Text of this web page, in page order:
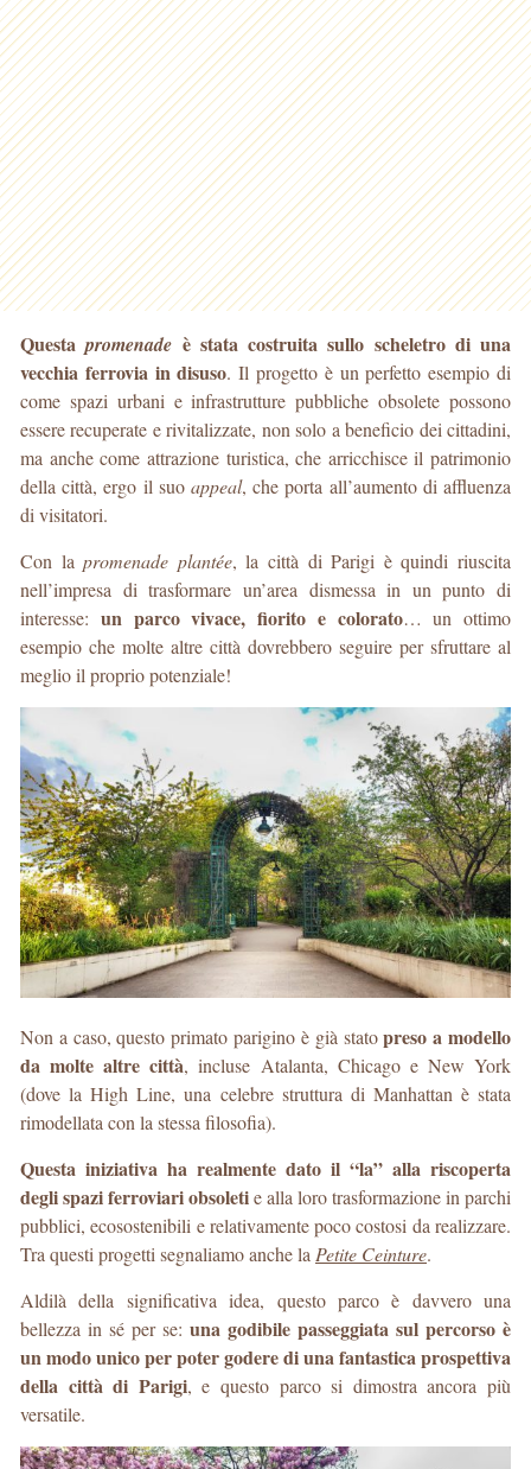
Questapromenade è stata costruita sullo scheletro di una
vecchia ferrovia in disuso. Il progetto è un perfetto esempio di
come spazi urbani e infrastrutture pubbliche obsolete possono
essere recuperate e rivitalizzate, non solo a beneficio dei cittadini,
ma anche come attrazione turistica, che arricchisce il patrimonio
della città, ergo il suo appeal, che porta all’aumento di affluenza
di visitatori.
Con lapromenade plantée, la città di Parigi è quindi riuscita
nell’impresa di trasformare un’area dismessa in un punto di
interesse: un parco vivace, fiorito e colorato… un ottimo
esempio che molte altre città dovrebbero seguire per sfruttare al
meglio il proprio potenziale!
Non a caso, questo primato parigino è già statopreso a modello
da molte altre città, incluse Atalanta, Chicago e New York
(dove la High Line, una celebre struttura di Manhattan è stata
rimodellata con la stessa filosofia).
Questa iniziativa ha realmente dato il “la” alla riscoperta
degli spazi ferroviari obsoletie alla loro trasformazione in parchi
pubblici, ecosostenibili e relativamente poco costosi da realizzare.
Tra questi progetti segnaliamo anche la Petite Ceinture.
Aldilà della significativa idea, questo parco è davvero una
bellezza in sé per se: una godibile passeggiata sul percorso è
un modo unico per poter godere di una fantastica prospettiva
della città di Parigi, e questo parco si dimostra ancora più
versatile.